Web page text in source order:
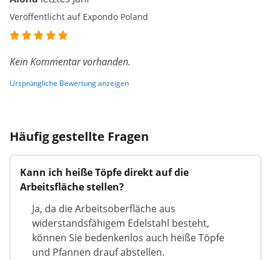
Veröffentlicht auf Expondo Poland
Kein Kommentar vorhanden.
Ursprüngliche Bewertung anzeigen
Häufig gestellte Fragen
Kann ich heiße Töpfe direkt auf die
Arbeitsfläche stellen?
Ja, da die Arbeitsoberfläche aus
widerstandsfähigem Edelstahl besteht,
können Sie bedenkenlos auch heiße Töpfe
und Pfannen drauf abstellen.